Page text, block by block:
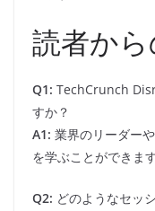
読者か
Q1: TechCrunch
すか？
A1: 業界のリーダー
を学ぶことができます
Q2: どのようなセッ